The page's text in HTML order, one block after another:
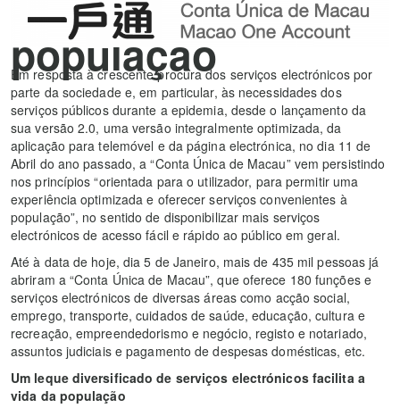
população
Em resposta à crescente procura dos serviços electrónicos por
parte da sociedade e, em particular, às necessidades dos
serviços públicos durante a epidemia, desde o lançamento da
sua versão 2.0, uma versão integralmente optimizada, da
aplicação para telemóvel e da página electrónica, no dia 11 de
Abril do ano passado, a “Conta Única de Macau” vem persistindo
nos princípios “orientada para o utilizador, para permitir uma
experiência optimizada e oferecer serviços convenientes à
população”, no sentido de disponibilizar mais serviços
electrónicos de acesso fácil e rápido ao público em geral.
Até à data de hoje, dia 5 de Janeiro, mais de 435 mil pessoas já
abriram a “Conta Única de Macau”, que oferece 180 funções e
serviços electrónicos de diversas áreas como acção social,
emprego, transporte, cuidados de saúde, educação, cultura e
recreação, empreendedorismo e negócio, registo e notariado,
assuntos judiciais e pagamento de despesas domésticas, etc.
Um leque diversificado de serviços electrónicos facilita a
vida da população